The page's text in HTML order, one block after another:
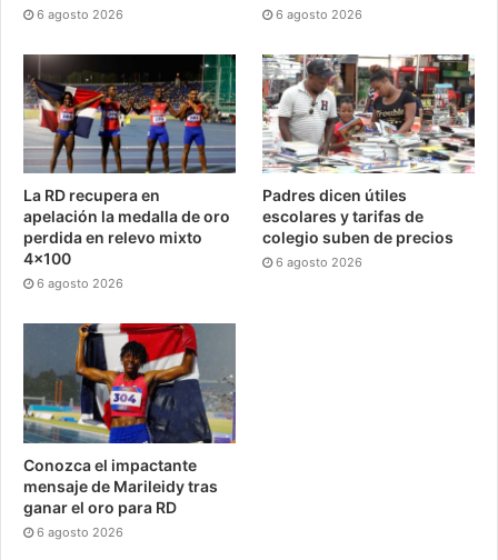
6 agosto 2026 6 agosto 2026
La RD recupera en
apelación la medalla de oro
perdida en relevo mixto
4×100
6 agosto 2026
Padres dicen útiles
escolares y tarifas de
colegio suben de precios
6 agosto 2026
Conozca el impactante
mensaje de Marileidy tras
ganar el oro para RD
6 agosto 2026